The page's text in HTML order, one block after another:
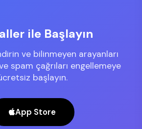
ile Başlayın
ve bilinmeyen arayanları
spam çağrıları engellemeye
başlayın.
App Store